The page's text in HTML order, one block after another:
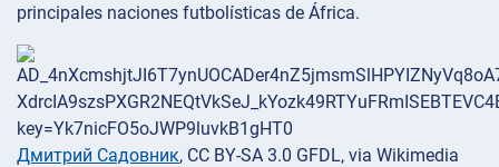
principales naciones futbolísticas de África.
Дмитрий Садовник, CC BY-SA 3.0 GFDL, via Wikimedia